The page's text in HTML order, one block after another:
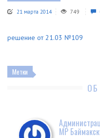
21 марта 2014 749
решение от 21.03 №109
Метки
ОБ
МР